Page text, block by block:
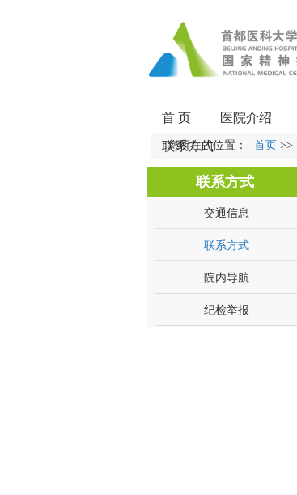
首 页 医院介绍
联系方式
您所在的位置： 首页 >>
联系方式
交通信息
联系方式
院内导航
纪检举报